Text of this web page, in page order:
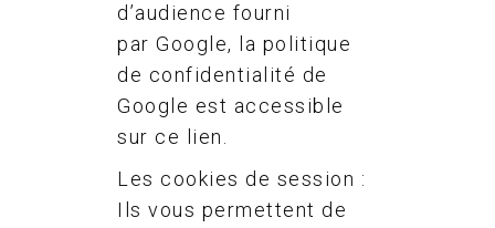
d’audience fourni
par Google, la politique
de confidentialité de
Google est accessible
sur ce lien.
Les cookies de session :
Ils vous permettent de